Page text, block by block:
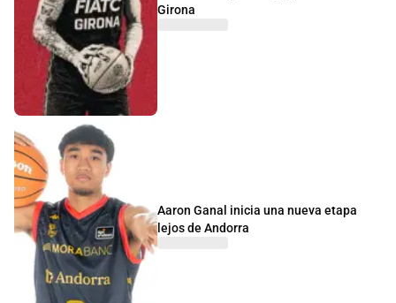
Girona
Aaron Ganal inicia una nueva etapa
lejos de Andorra